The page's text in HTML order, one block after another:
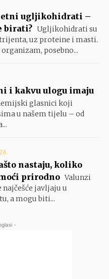
ugljikohidrati –
birati? Ugljikohidrati su
uz proteine i masti.
posebno...
i kakvu ulogu imaju
glasnici koji
u našem tijelu – od
nastaju, koliko
prirodno Valunzi
javljaju u
a mogu biti...
-